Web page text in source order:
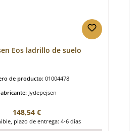
Eos ladrillo de suelo
de producto: 01004478
Jydepejsen
Precio normal:
148,54 €
plazo de entrega: 4-6 días